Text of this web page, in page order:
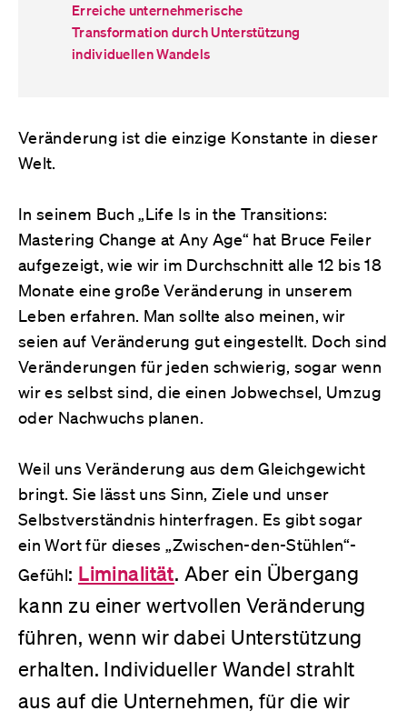
Erreiche unternehmerische
Transformation durch Unterstützung
individuellen Wandels
Veränderung ist die einzige Konstante in dieser
Welt.
In seinem Buch „Life Is in the Transitions:
Mastering Change at Any Age“ hat Bruce Feiler
aufgezeigt, wie wir im Durchschnitt alle 12 bis 18
Monate eine große Veränderung in unserem
Leben erfahren. Man sollte also meinen, wir
seien auf Veränderung gut eingestellt. Doch sind
Veränderungen für jeden schwierig, sogar wenn
wir es selbst sind, die einen Jobwechsel, Umzug
oder Nachwuchs planen.
Weil uns Veränderung aus dem Gleichgewicht
bringt. Sie lässt uns Sinn, Ziele und unser
Selbstverständnis hinterfragen. Es gibt sogar
ein Wort für dieses „Zwischen-den-Stühlen“-
Gefühl: Liminalität. Aber ein Übergang
kann zu einer wertvollen Veränderung
führen, wenn wir dabei Unterstützung
erhalten. Individueller Wandel strahlt
aus auf die Unternehmen, für die wir